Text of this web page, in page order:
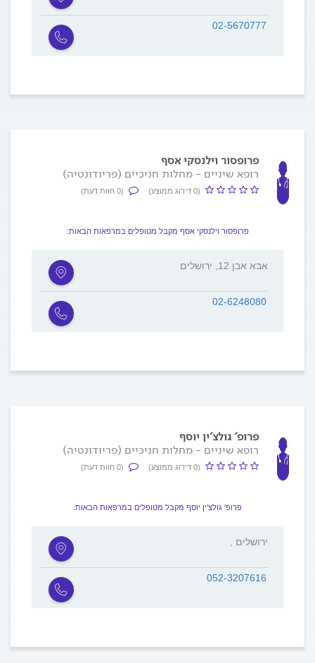
02-5670777
פרופסור וילנסקי אסף
רופא שיניים - מחלות חניכיים (פריודונטיה)
(0 דירוג ממוצע) (0 חוות דעת)
פרופסור וילנסקי אסף מקבל מטופלים במרפאות הבאות:
אבא אבן 12, ירושלים
02-6248080
פרופ' גולצ'ין יוסף
רופא שיניים - מחלות חניכיים (פריודונטיה)
(0 דירוג ממוצע) (0 חוות דעת)
פרופ' גולצ'ין יוסף מקבל מטופלים במרפאות הבאות:
, ירושלים
052-3207616